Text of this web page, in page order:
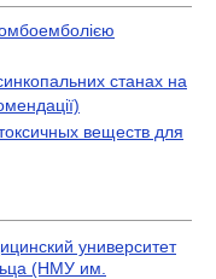
станах на
веществ для
университет
(НМУ им.